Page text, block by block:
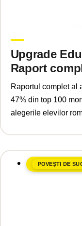
Upgrade
Raport
Raportul complet al
47% din top 100
alegerile elevilor
POVEȘTI DE